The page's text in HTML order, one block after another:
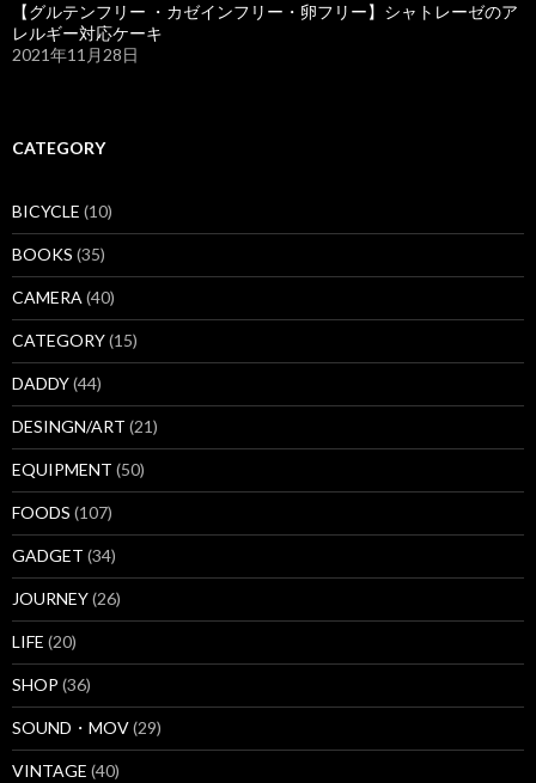
【グルテンフリー ・カゼインフリー・卵フリー】シャトレーゼのア
レルギー対応ケーキ
2021年11月28日
CATEGORY
BICYCLE (10)
BOOKS (35)
CAMERA(40)
CATEGORY(15)
DADDY(44)
DESINGN/ART (21)
EQUIPMENT (50)
FOODS (107)
GADGET (34)
JOURNEY(26)
LIFE (20)
SHOP (36)
SOUND・MOV(29)
VINTAGE (40)